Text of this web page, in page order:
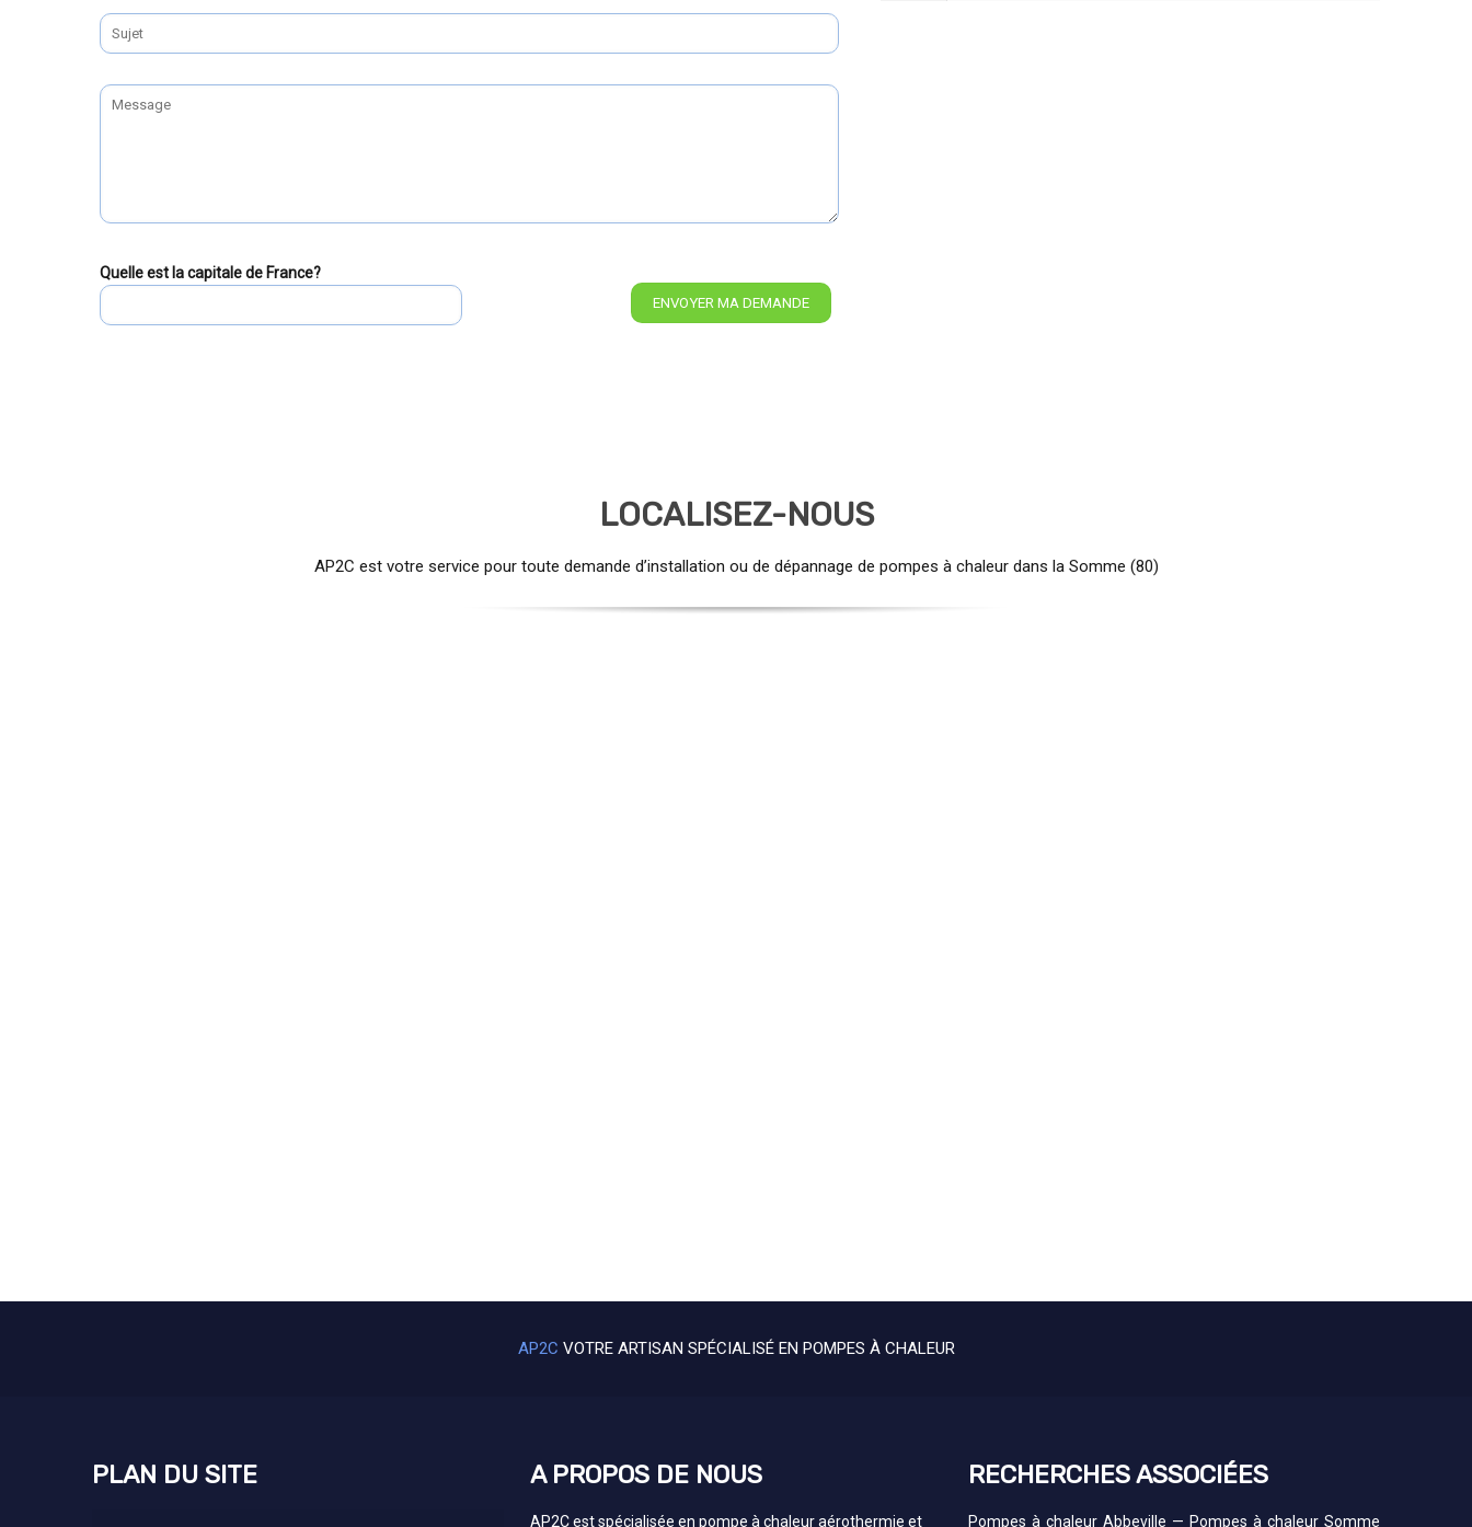
Quelle est la capitale de France?
LOCALISEZ-NOUS
AP2C est votre service pour toute demande d’installation ou de dépannage de pompes à chaleur dans la Somme (80)
AP2C VOTRE ARTISAN SPÉCIALISÉ EN POMPES À CHALEUR
PLAN DU SITE A PROPOS DE NOUS
AP2C est spécialisée en pompe à chaleur aérothermie et
RECHERCHES ASSOCIÉES
Pompes à chaleur Abbeville — Pompes à chaleur Somme